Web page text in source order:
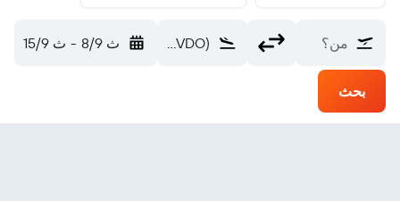
من؟ Van Don Intl (VDO) ث 8/9 - ث 15/9
بحث